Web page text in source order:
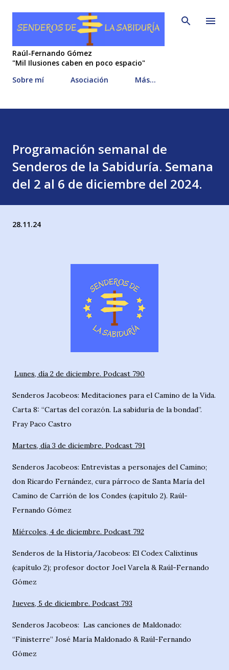
Ir al contenido principal
Raúl-Fernando Gómez
"Mil Ilusiones caben en poco espacio"
Sobre mí
Asociación Más…
Programación semanal de
Senderos de la Sabiduría. Semana
del 2 al 6 de diciembre del 2024.
28.11.24
Lunes, día 2 de diciembre. Podcast 790
Senderos Jacobeos: Meditaciones para el Camino de la Vida.
Carta 8: “Cartas del corazón. La sabiduría de la bondad”.
Fray Paco Castro
Martes, día 3 de diciembre. Podcast 791
Senderos Jacobeos: Entrevistas a personajes del Camino;
don Ricardo Fernández, cura párroco de Santa María del
Camino de Carrión de los Condes (capítulo 2). Raúl-
Fernando Gómez
Miércoles, 4 de diciembre. Podcast 792
Senderos de la Historia/Jacobeos: El Codex Calixtinus
(capítulo 2); profesor doctor Joel Varela & Raúl-Fernando
Gómez
Jueves, 5 de diciembre. Podcast 793
Senderos Jacobeos: Las canciones de Maldonado:
“Finisterre” José María Maldonado & Raúl-Fernando
Gómez